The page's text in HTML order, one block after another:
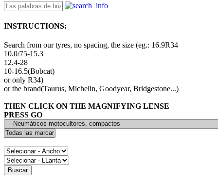
INSTRUCTIONS:
Search from our tyres, no spacing, the size (eg.: 16.9R34
10.0/75-15.3
12.4-28
10-16.5(Bobcat)
or only R34)
or the brand(Taurus, Michelin, Goodyear, Bridgestone...)
THEN CLICK ON THE MAGNIFYING LENSE
PRESS GO